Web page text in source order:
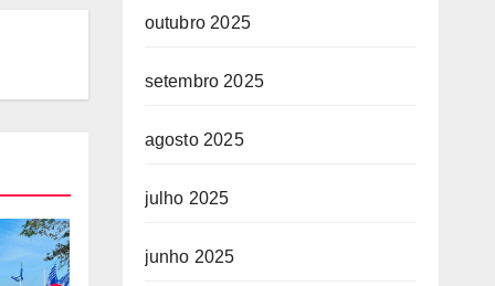
outubro 2025
setembro 2025
agosto 2025
julho 2025
junho 2025